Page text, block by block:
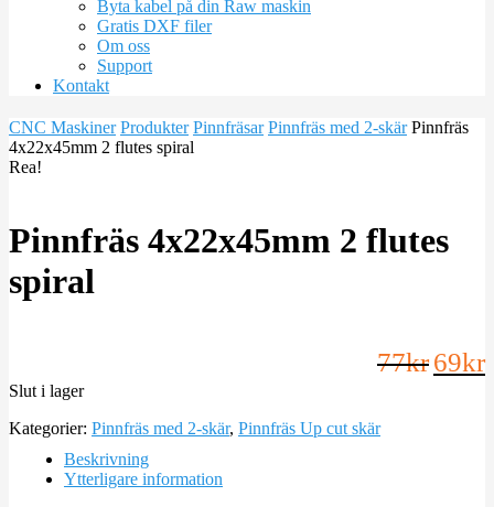
Byta kabel på din Raw maskin
Gratis DXF filer
Om oss
Support
Kontakt
CNC Maskiner Produkter Pinnfräsar Pinnfräs med 2-skär Pinnfräs
4x22x45mm 2 flutes spiral
Rea!
Pinnfräs 4x22x45mm 2 flutes
spiral
77kr69kr
Slut i lager
Kategorier: Pinnfräs med 2-skär, Pinnfräs Up cut skär
Beskrivning
Ytterligare information